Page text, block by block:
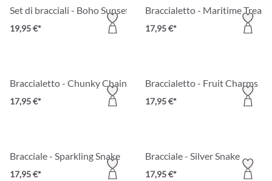
Set di bracciali - Boho Sunset
19,95 €*
Braccialetto - Maritime
17,95 €*
Braccialetto - Chunky Chain
17,95 €*
Braccialetto - Fruit Charms
17,95 €*
Bracciale - Sparkling Snake
17,95 €*
Bracciale - Silver Snake
17,95 €*